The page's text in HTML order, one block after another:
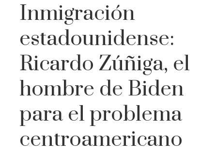
Inmigración
estadounidense:
Ricardo Zúñiga, el
hombre de Biden
para el problema
centroamericano